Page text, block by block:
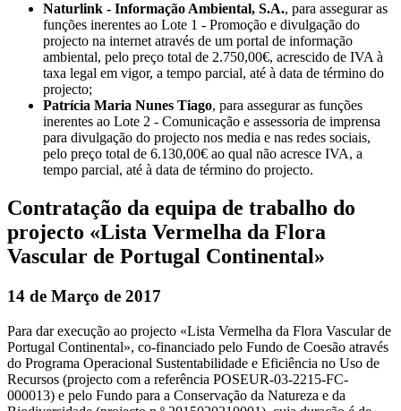
Naturlink - Informação Ambiental, S.A., para assegurar as
funções inerentes ao Lote 1 - Promoção e divulgação do
projecto na internet através de um portal de informação
ambiental, pelo preço total de 2.750,00€, acrescido de IVA à
taxa legal em vigor, a tempo parcial, até à data de término do
projecto;
Patrícia Maria Nunes Tiago, para assegurar as funções
inerentes ao Lote 2 - Comunicação e assessoria de imprensa
para divulgação do projecto nos media e nas redes sociais,
pelo preço total de 6.130,00€ ao qual não acresce IVA, a
tempo parcial, até à data de término do projecto.
Contratação da equipa de trabalho do
projecto «Lista Vermelha da Flora
Vascular de Portugal Continental»
14 de Março de 2017
Para dar execução ao projecto «Lista Vermelha da Flora Vascular de
Portugal Continental», co-financiado pelo Fundo de Coesão através
do Programa Operacional Sustentabilidade e Eficiência no Uso de
Recursos (projecto com a referência POSEUR-03-2215-FC-
000013) e pelo Fundo para a Conservação da Natureza e da